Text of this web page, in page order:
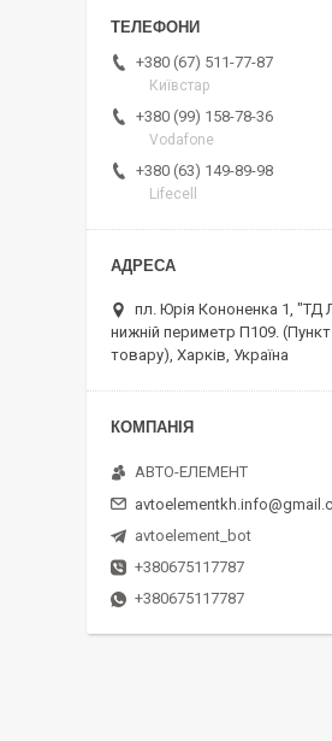
+380 (67) 511-77-87
Київстар
+380 (99) 158-78-36
Vodafone
+380 (63) 149-89-98
Lifecell
пл. Юрія Кононенка 1, "ТД
нижній периметр П109. (Пункт
товару), Харків, Україна
АВТО-ЕЛЕМЕНТ
avtoelement_bot
+380675117787
+380675117787